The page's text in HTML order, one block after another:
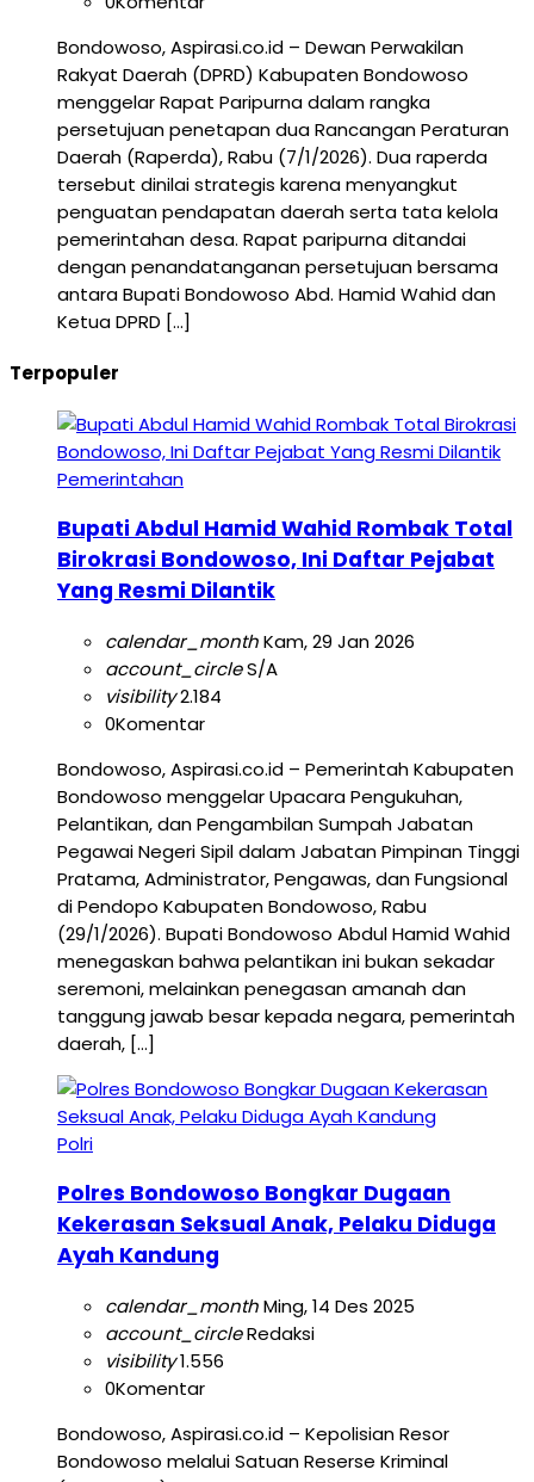
Bondowoso, Aspirasi.co.id – Dewan Perwakilan
Rakyat Daerah (DPRD) Kabupaten Bondowoso
menggelar Rapat Paripurna dalam rangka
persetujuan penetapan dua Rancangan Peraturan
Daerah (Raperda), Rabu (7/1/2026). Dua raperda
tersebut dinilai strategis karena menyangkut
penguatan pendapatan daerah serta tata kelola
pemerintahan desa. Rapat paripurna ditandai
dengan penandatanganan persetujuan bersama
antara Bupati Bondowoso Abd. Hamid Wahid dan
Ketua DPRD […]
Terpopuler
Pemerintahan
Bupati Abdul Hamid Wahid Rombak Total
Birokrasi Bondowoso, Ini Daftar Pejabat
Yang Resmi Dilantik
calendar_monthKam, 29 Jan 2026
account_circleS/A
visibility2.184
0Komentar
Bondowoso, Aspirasi.co.id – Pemerintah Kabupaten
Bondowoso menggelar Upacara Pengukuhan,
Pelantikan, dan Pengambilan Sumpah Jabatan
Pegawai Negeri Sipil dalam Jabatan Pimpinan Tinggi
Pratama, Administrator, Pengawas, dan Fungsional
di Pendopo Kabupaten Bondowoso, Rabu
(29/1/2026). Bupati Bondowoso Abdul Hamid Wahid
menegaskan bahwa pelantikan ini bukan sekadar
seremoni, melainkan penegasan amanah dan
tanggung jawab besar kepada negara, pemerintah
daerah, […]
Polri
Polres Bondowoso Bongkar Dugaan
Kekerasan Seksual Anak, Pelaku Diduga
Ayah Kandung
calendar_monthMing, 14 Des 2025
account_circleRedaksi
visibility1.556
0Komentar
Bondowoso, Aspirasi.co.id – Kepolisian Resor
Bondowoso melalui Satuan Reserse Kriminal